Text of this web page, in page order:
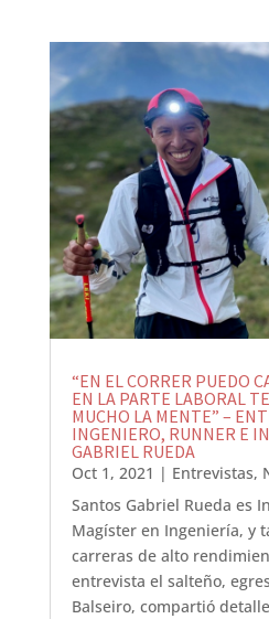
“EN EL CORRER PUEDO
EN LA PARTE LABORAL
MUCHO LA MENTE” –
INGENIERO, RUNNER E
GABRIEL RUEDA
Oct 1, 2021 | Entrevistas,
Santos Gabriel Rueda es
Magíster en Ingeniería, y
carreras de alto
entrevista el salteño,
Balseiro, compartió